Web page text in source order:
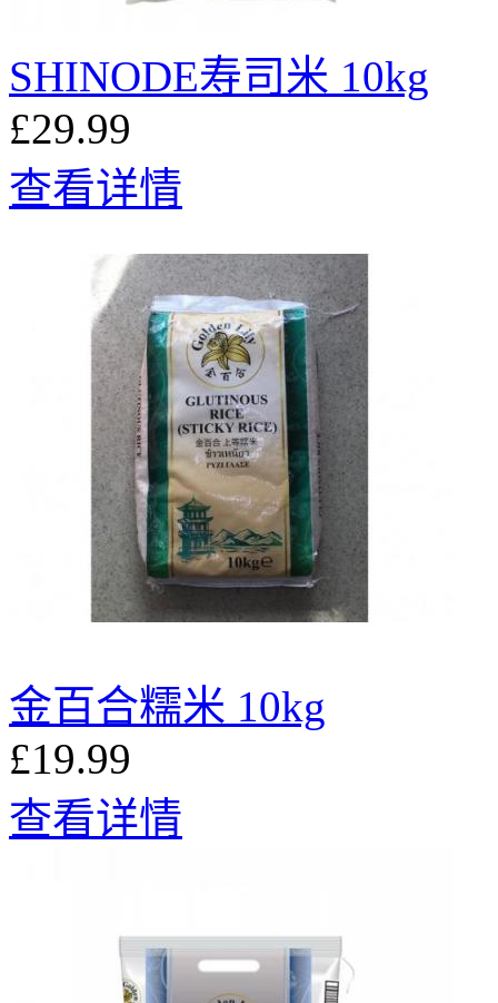
SHINODE寿司米 10kg
£29.99
查看详情
金百合糯米 10kg
£19.99
查看详情